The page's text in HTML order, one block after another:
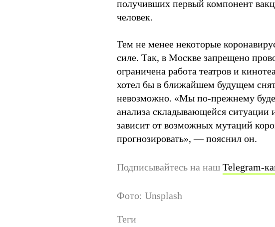
получивших первый компонент
человек.
Тем не менее некоторые
силе. Так, в Москве запрещено
ограничена работа театров и
хотел бы в ближайшем будущем
невозможно. «Мы по-прежнему
анализа складывающейся ситуации
зависит от возможных мутаций
прогнозировать», — пояснил он.
Подписывайтесь на наш Telegram-
Фото: Unsplash
Теги